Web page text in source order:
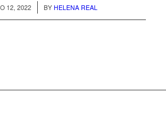
12, 2022
/ BY HELENA REAL